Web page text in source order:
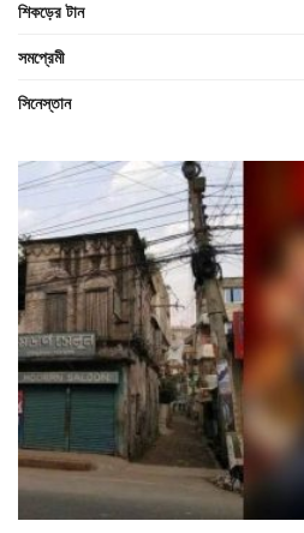
শিকড়ের টান
সমপ্রেমী
সিনেস্তান